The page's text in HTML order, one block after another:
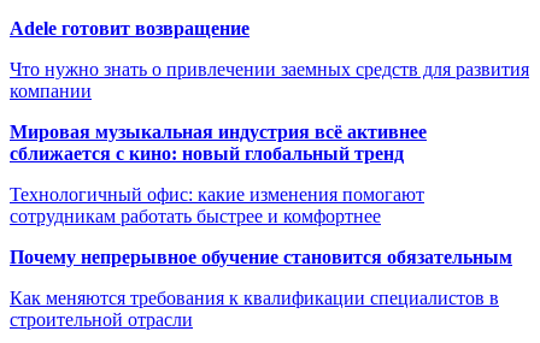
Adele готовит возвращение
Что нужно знать о привлечении заемных средств для развития
компании
Мировая музыкальная индустрия всё активнее
сближается с кино: новый глобальный тренд
Технологичный офис: какие изменения помогают
сотрудникам работать быстрее и комфортнее
Почему непрерывное обучение становится обязательным
Как меняются требования к квалификации специалистов в
строительной отрасли